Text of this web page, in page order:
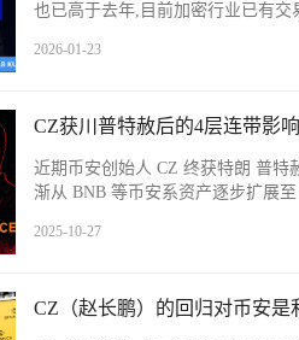
也已高于去年,目前加密行业已有
2026-01-23
CZ获川普特赦后的4层连带影
近期币安创始人 CZ 终获特朗 普特
渐从 BNB 等币安系资产逐步扩展
2025-10-27
CZ（赵长鹏）的回归对币安是